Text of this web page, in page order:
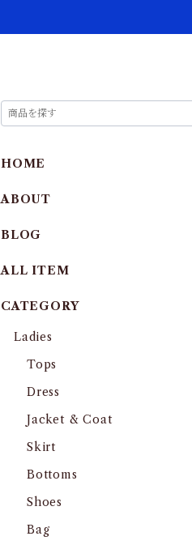
HOME
ABOUT
BLOG
ALL ITEM
CATEGORY
Ladies
Tops
Dress
Jacket & Coat
Skirt
Bottoms
Shoes
Bag